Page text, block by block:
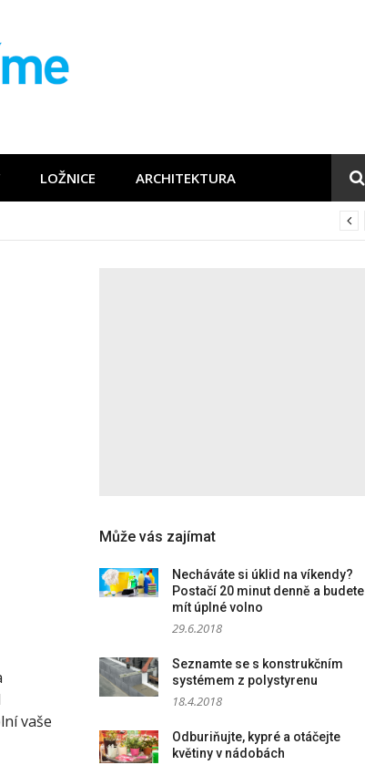
LOŽNICE ARCHITEKTURA
vaše
Může vás zajímat
Necháváte si úklid na víkendy?
Postačí 20 minut denně a budete
mít úplné volno
29.6.2018
Seznamte se s konstrukčním
systémem z polystyrenu
18.4.2018
Odburiňujte, kypré a otáčejte
květiny v nádobách